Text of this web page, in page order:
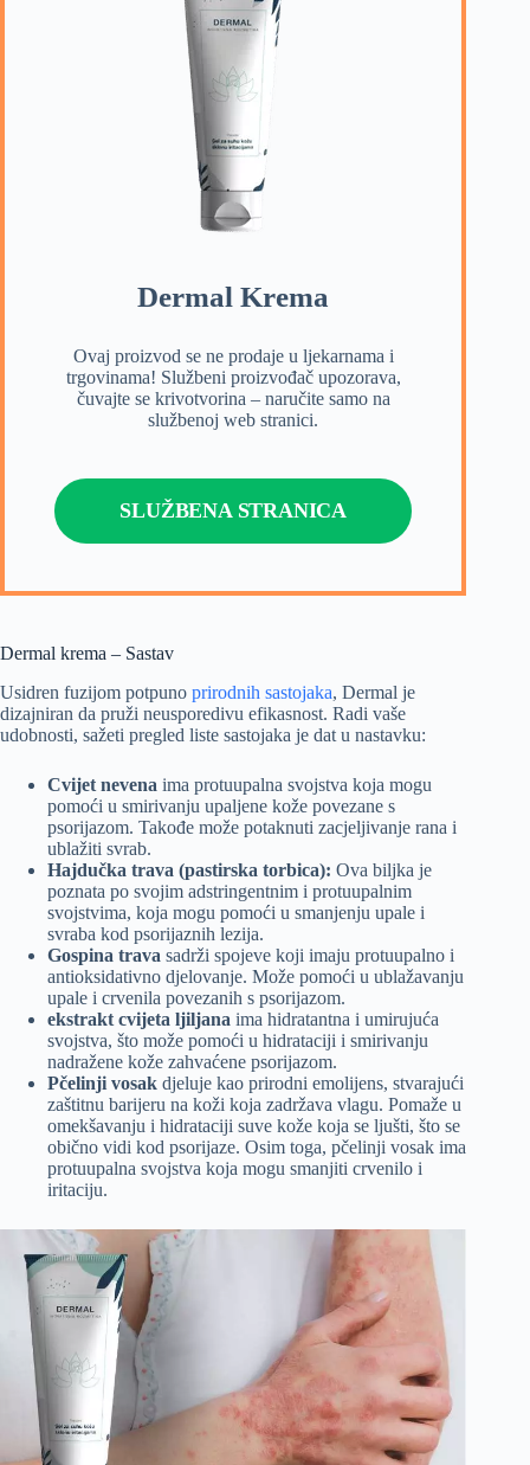
Dermal Krema
Ovaj proizvod se ne prodaje u ljekarnama i
trgovinama! Službeni proizvođač upozorava,
čuvajte se krivotvorina – naručite samo na
službenoj web stranici.
SLUŽBENA STRANICA
Dermal krema – Sastav
Usidren fuzijom potpuno prirodnih sastojaka, Dermal je
dizajniran da pruži neusporedivu efikasnost. Radi vaše
udobnosti, sažeti pregled liste sastojaka je dat u nastavku:
Cvijet nevena ima protuupalna svojstva koja mogu
pomoći u smirivanju upaljene kože povezane s
psorijazom. Takođe može potaknuti zacjeljivanje rana i
ublažiti svrab.
Hajdučka trava (pastirska torbica): Ova biljka je
poznata po svojim adstringentnim i protuupalnim
svojstvima, koja mogu pomoći u smanjenju upale i
svraba kod psorijaznih lezija.
Gospina trava sadrži spojeve koji imaju protuupalno i
antioksidativno djelovanje. Može pomoći u ublažavanju
upale i crvenila povezanih s psorijazom.
ekstrakt cvijeta ljiljana ima hidratantna i umirujuća
svojstva, što može pomoći u hidrataciji i smirivanju
nadražene kože zahvaćene psorijazom.
Pčelinji vosak djeluje kao prirodni emolijens, stvarajući
zaštitnu barijeru na koži koja zadržava vlagu. Pomaže u
omekšavanju i hidrataciji suve kože koja se ljušti, što se
obično vidi kod psorijaze. Osim toga, pčelinji vosak ima
protuupalna svojstva koja mogu smanjiti crvenilo i
iritaciju.